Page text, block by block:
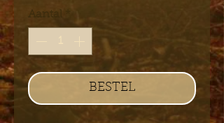
Aantal
BESTEL